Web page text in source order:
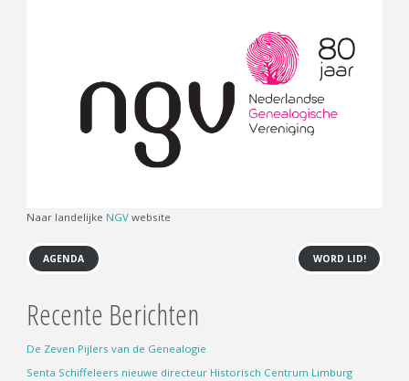
Naar landelijke NGV website
AGENDA WORD LID!
Recente Berichten
De Zeven Pijlers van de Genealogie
Senta Schiffeleers nieuwe directeur Historisch Centrum Limburg